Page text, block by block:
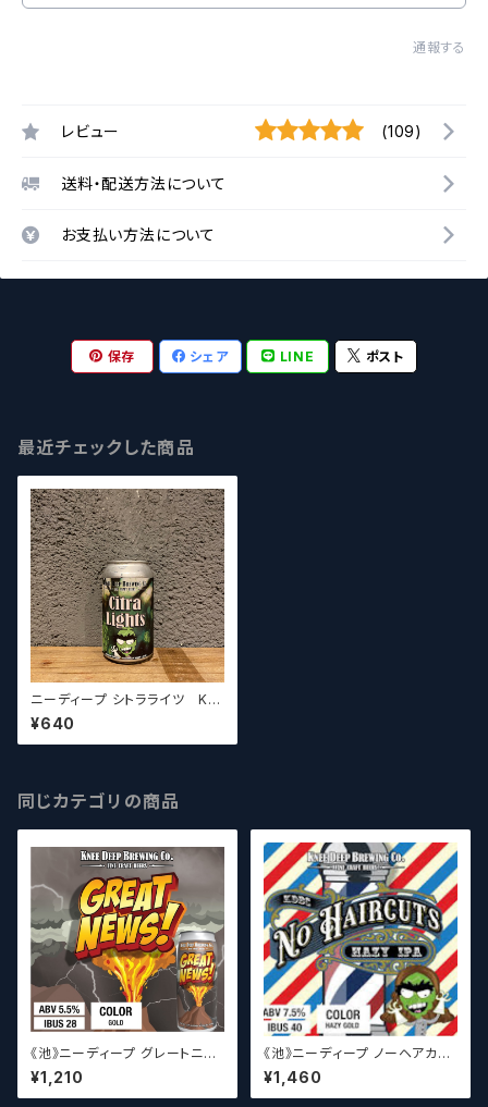
通報する
レビュー (109)
送料・配送方法について
お支払い方法について
保存 シェア LINE ポスト
最近チェックした商品
ニーディープ シトラライツ Kn
ee Deep Citra Lights【クラフ
トビールシザーズ】
¥640
同じカテゴリの商品
《池》ニーディープ グレートニュ
ース！ Knee Deep Great N
ews!【クラフトビールシザーズ】
¥1,210
《池》ニーディープ ノーヘアカッ
ツ Knee Deep No Haircut
s【クラフトビールシザーズ】
¥1,460